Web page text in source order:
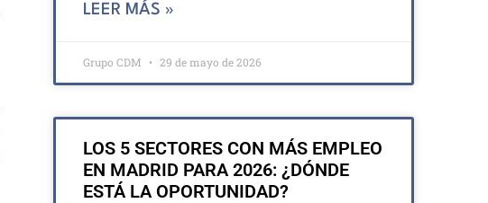
LEER MÁS »
Grupo CDM 29 de mayo de 2026
LOS 5 SECTORES CON MÁS EMPLEO
EN MADRID PARA 2026: ¿DÓNDE
ESTÁ LA OPORTUNIDAD?